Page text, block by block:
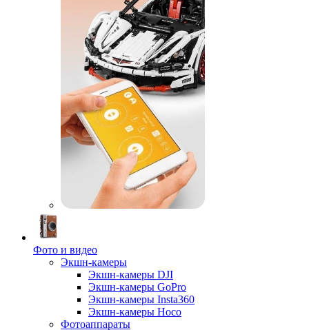
Фото и видео
Экшн-камеры
Экшн-камеры DJI
Экшн-камеры GoPro
Экшн-камеры Insta360
Экшн-камеры Hoco
Фотоаппараты